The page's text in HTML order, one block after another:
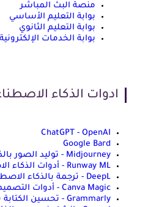
منصة البث المباشر
بوابة التعليم الأساسي
بوابة التعليم الثانوي
بوابة الخدمات الإلكترونية
ادوات الذكاء
ChatGPT - OpenAI
Google Bard
Midjourney - توليد الصور بالذكاء الاصطناعي
Runway ML - أدوات الذكاء الاصطناعي للفيديو
DeepL - ترجمة بالذكاء الاصطناعي
Canva Magic - أدوات التصميم الذكية
Grammarly - تحسين الكتابة بالذكاء الاصطناعي